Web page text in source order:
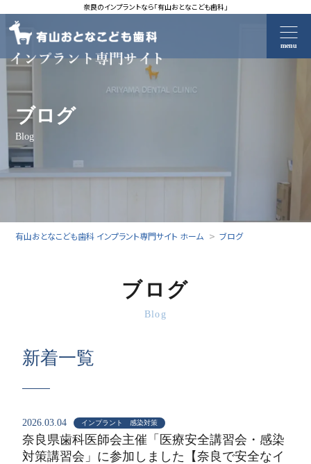
奈良のインプラントなら「有山おとなこども歯科」
menu
ブログ
Blog
有山おとなこども歯科 インプラント専門サイト ホーム ブログ
ブログ
Blog
新着一覧
2026.03.04 インプラント 感染対策
奈良県歯科医師会主催「医療安全講習会・感染
対策講習会」に参加しました【奈良で安全なイ